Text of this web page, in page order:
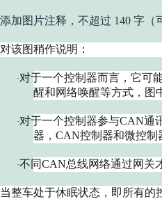
添加图片注释，不超过 140 字（
对该图稍作说明：
·对于一个控制器而言，它可
醒和网络唤醒等方式，图
·对于一个控制器参与CAN通
器，CAN控制器和微控制
·不同CAN总线网络通过网关
当整车处于休眠状态，即所有的